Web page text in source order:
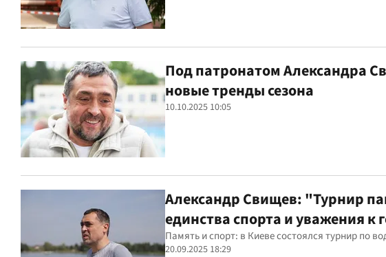
Под патронатом Александра
новые тренды сезона
10.10.2025 10:05
Александр Свищев: "Турнир
единства спорта и уважения к
Память и спорт: в Киеве состоялся турнир по
20.09.2025 18:29